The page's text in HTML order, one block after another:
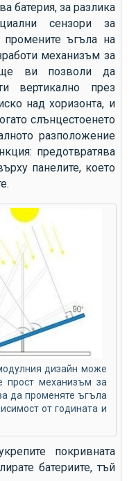
батерия, за разлика
сензори за
ъгъла на
механизъм за
ще ви позволи да
вертикално през
над хоризонта, и
слънцестоенето
разположение
предотвратява
панелите, което
дизайн може
прост механизъм за
да променяте ъгъла
от годината и
покривната
батериите, тъй